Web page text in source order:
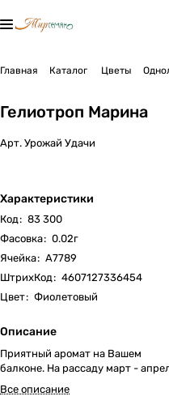
Главная Каталог Цветы
Гелиотроп Марина
Арт. Урожай Удачи
Характеристики
Код: 83 300
Фасовка: 0.02г
Ячейка: А7789
ШтрихКод: 4607127336454
Цвет: Фиолетовый
Описание
Приятный аромат на Вашем
балконе. На рассаду март -
Все описание